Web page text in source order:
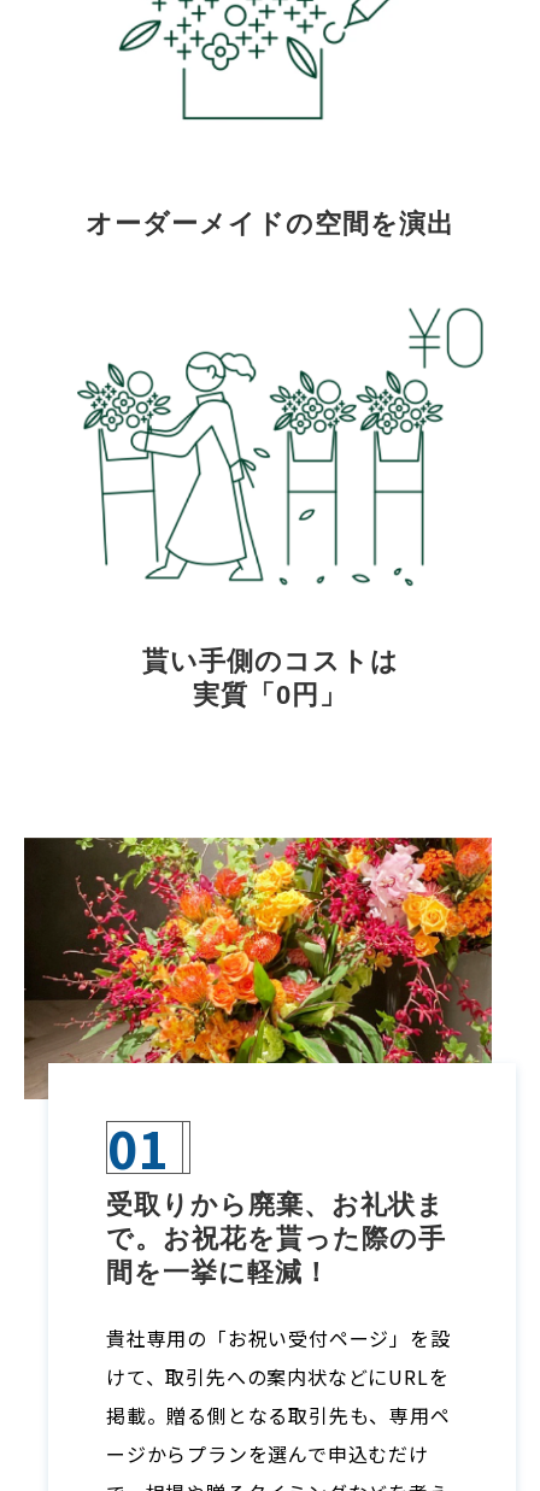
オーダーメイドの空間を演出
貰い手側のコストは
実質「0円」
01
受取りから廃棄、お礼状ま
で。お祝花を貰った際の手
間を一挙に軽減！
貴社専用の「お祝い受付ページ」を設
けて、取引先への案内状などにURLを
掲載。贈る側となる取引先も、専用ペ
ージからプランを選んで申込むだけ